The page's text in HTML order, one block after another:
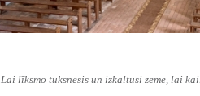
Lai līksmo tuksnesis un izkaltusi zeme, lai